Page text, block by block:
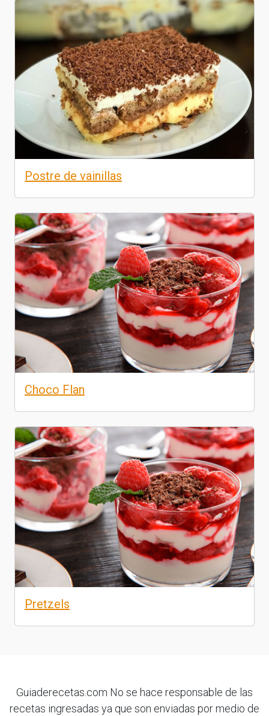
Postre de vainillas
Choco Flan
Pretzels
Guiaderecetas.com No se hace responsable de las
recetas ingresadas ya que son enviadas por medio de